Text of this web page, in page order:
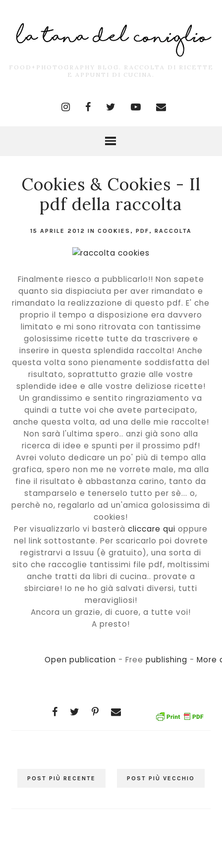
FOOD+PHOTOGRAPHY BLOG. RACCOLTA DI RICETTE
E APPUNTI DI CUCINA.
Cookies & Cookies - Il
pdf della raccolta
15 APRILE 2012 IN COOKIES , PDF , RACCOLTA
Finalmente riesco a pubblicarlo!! Non sapete
quanto sia dispiaciuta per aver rimandato e
rimandato la realizzazione di questo pdf. E' che
proprio il tempo a disposizione era davvero
limitato e mi sono ritrovata con tantissime
golosissime ricette tutte da trascrivere e
inserire in questa splendida raccolta! Anche
questa volta sono pienamente soddisfatta del
risultato, soprattutto grazie alle vostre
splendide idee e alle vostre deliziose ricette!
Un grandissimo e sentito ringraziamento va
quindi a tutte voi che avete partecipato,
anche questa volta, ad una delle mie raccolte!
Non sarà l'ultima spero.. anzi già sono alla
ricerca di idee e spunti per il prossimo pdf!
Avrei voluto dedicare un po' più di tempo alla
grafica, spero non me ne vorrete male, ma alla
fine il risultato è abbastanza carino, tanto da
stamparselo e tenerselo tutto per sè... o,
perchè no, regalarlo ad un'amica golosissima di
cookies!
Per visualizzarlo vi basteràcliccare qui oppure
nel link sottostante. Per scaricarlo poi dovrete
registrarvi a Issuu (è gratuito), una sorta di
sito che raccoglie tantissimi file pdf, moltissimi
anche tratti da libri di cucina.. provate a
sbirciare! Io ne ho già salvati diversi, tutti
meravigliosi!
Ancora un grazie, di cuore, a tutte voi!
A presto!
Open publication - Free publishing - More
POST PIÙ RECENTE POST PIÙ VECCHIO